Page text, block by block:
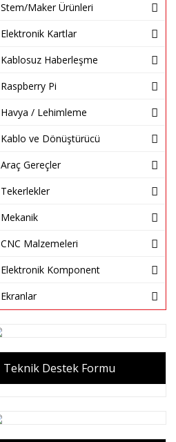
Stem/Maker Ürünleri
Elektronik Kartlar
Kablosuz Haberleşme
Raspberry Pi
Havya / Lehimleme
Kablo ve Dönüştürücü
Araç Gereçler
Tekerlekler
Mekanik
CNC Malzemeleri
Elektronik Komponent
Ekranlar
Teknik Destek Formu